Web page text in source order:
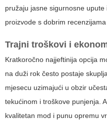
pružaju jasne sigurnosne
proizvode s dobrim
Trajni troškovi i
Kratkoročno najjeftinija opcija
na duži rok često postaje
mjesecu uzimajući u obzir
tekućinom i troškove punjenja.
kvalitetan mod i punu opremu